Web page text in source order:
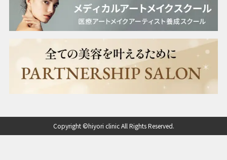
Copyright ©hiyori clinic All Rights Reserved.